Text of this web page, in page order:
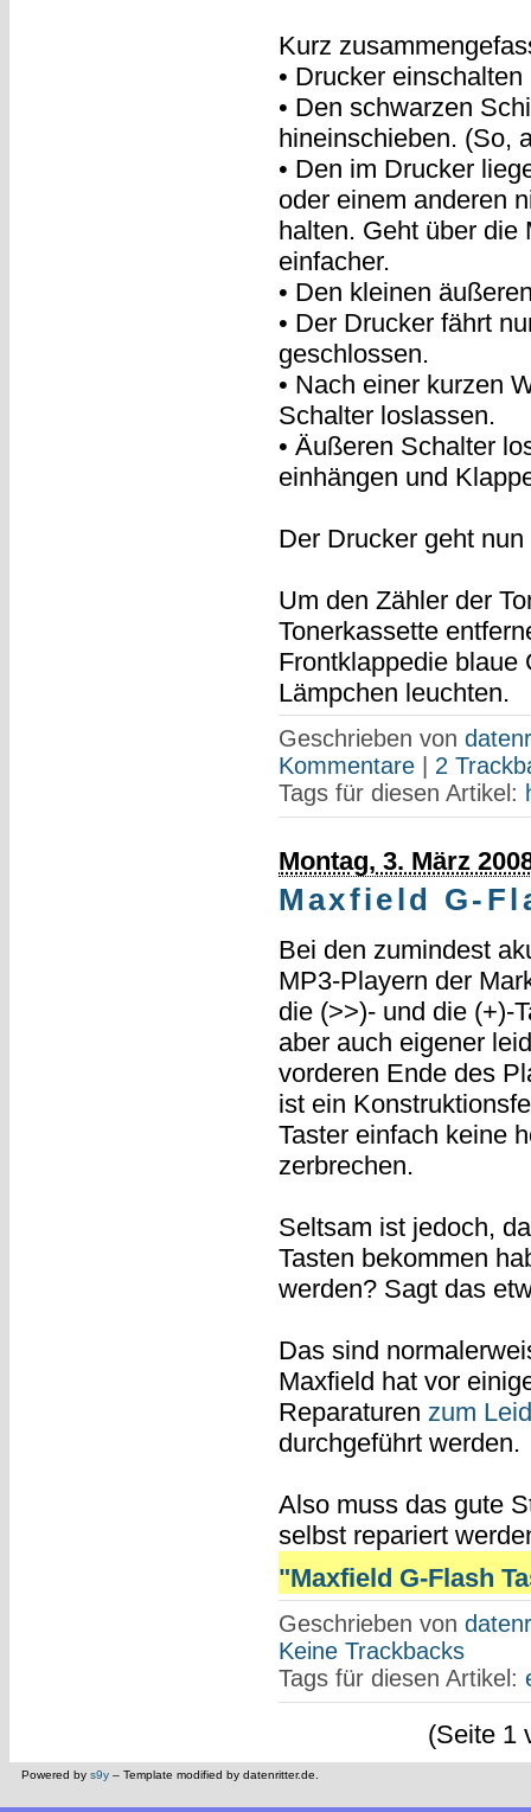
Kurz
• Drucker
• Den schwarzen
hineinschieben. (So,
• Den im Drucker
oder einem anderen
halten. Geht über die
einfacher.
• Den kleinen
• Der Drucker fährt
geschlossen.
• Nach einer kurzen
Schalter loslassen.
• Äußeren Schalter
einhängen und
Der Drucker geht
Um den Zähler der
Tonerkassette
Frontklappedie blaue
Lämpchen leuchten.
Geschrieben von
Kommentare| 2
Tags für diesen Artikel:
Montag, 3. März
Maxfield G-
Bei den zumindest
MP3-Playern der
die (>>)- und die (+)-
aber auch eigener
vorderen Ende des
ist ein
Taster einfach keine
zerbrechen.
Seltsam ist jedoch,
Tasten bekommen
werden? Sagt das
Das sind
Maxfield hat vor
Reparaturen zum
durchgeführt werden.
Also muss das gute
selbst repariert
"Maxfield G-Flash
Geschrieben von
Keine Trackbacks
Tags für diesen Artikel:
(Seite 1
Powered by s9y – Template modified by datenritter.de.